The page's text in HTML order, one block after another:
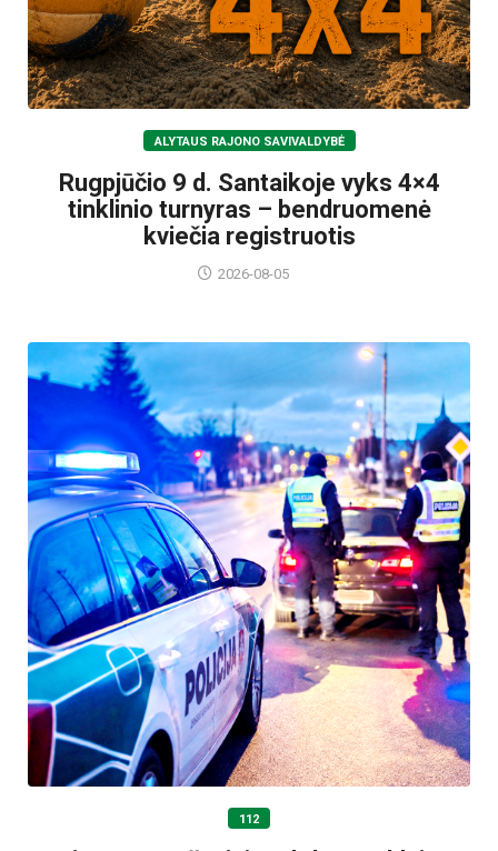
ALYTAUS RAJONO SAVIVALDYBĖ
Rugpjūčio 9 d. Santaikoje vyks 4×4
tinklinio turnyras – bendruomenė
kviečia registruotis
2026-08-05
112